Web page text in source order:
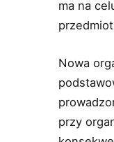
ma na
Nowa
przy